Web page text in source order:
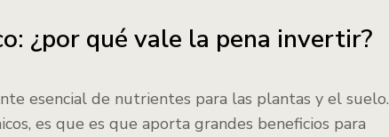
¿por qué vale la pena invertir?
esencial de nutrientes para las plantas y el suelo.
es que es que aporta grandes beneficios para